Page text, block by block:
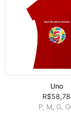
Uno
R$58,78
P, M, G,